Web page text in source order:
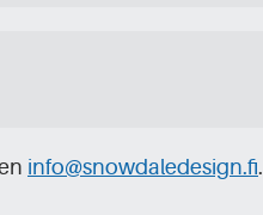
info@snowdaledesign.fi.